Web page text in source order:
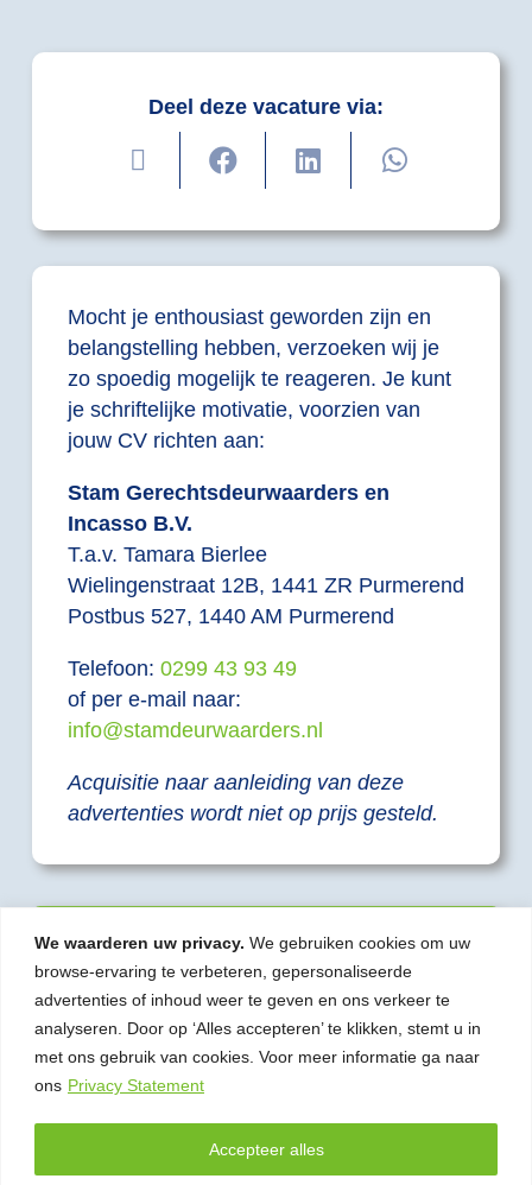
We waarderen uw privacy. We gebruiken cookies om uw
browse-ervaring te verbeteren, gepersonaliseerde
advertenties of inhoud weer te geven en ons verkeer te
analyseren. Door op ‘Alles accepteren’ te klikken, stemt u in
met ons gebruik van cookies. Voor meer informatie ga naar
ons Privacy Statement
Accepteer alles
Deel deze vacature via:
Mocht je enthousiast geworden zijn en
belangstelling hebben, verzoeken wij je
zo spoedig mogelijk te reageren. Je kunt
je schriftelijke motivatie, voorzien van
jouw CV richten aan:
Stam Gerechtsdeurwaarders en
Incasso B.V.
T.a.v. Tamara Bierlee
Wielingenstraat 12B, 1441 ZR Purmerend
Postbus 527, 1440 AM Purmerend
Telefoon: 0299 43 93 49
of per e-mail naar:
info@stamdeurwaarders.nl
Acquisitie naar aanleiding van deze
advertenties wordt niet op prijs gesteld.
Terug naar overzicht vacatures
© 2026 | Stam gerechtsdeurwaarders – incasso
en juridische dienstverlening